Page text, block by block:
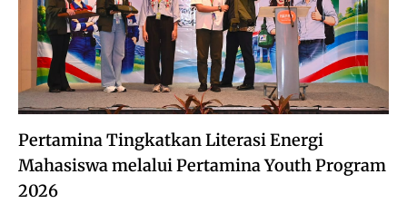
Pertamina Tingkatkan Literasi Energi
Mahasiswa melalui Pertamina Youth Program
2026